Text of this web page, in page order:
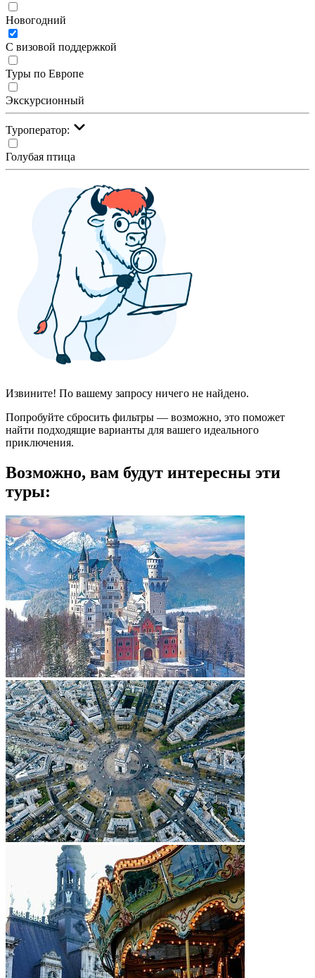
Новогодний
С визовой поддержкой
Туры по Европе
Экскурсионный
Туроператор:
Голубая птица
Извините! По вашему запросу ничего не найдено.
Попробуйте сбросить фильтры — возможно, это поможет
найти подходящие варианты для вашего идеального
приключения.
Возможно, вам будут интересны эти
туры: